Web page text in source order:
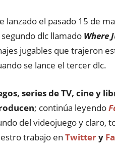
lanzado el pasado 15 de
dlc llamado Where
jugables que trajeron
se lance el tercer dlc.
series de TV, cine y
; continúa leyendo
del videojuego y claro,
trabajo en Twittery